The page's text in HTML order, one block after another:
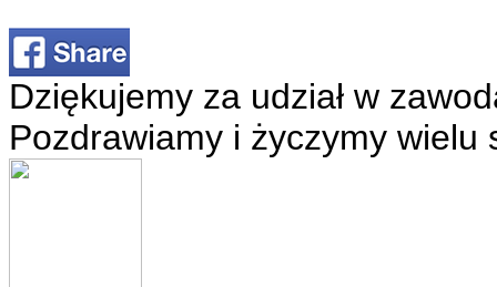
Dziękujemy za udział w
Pozdrawiamy i życzymy wielu